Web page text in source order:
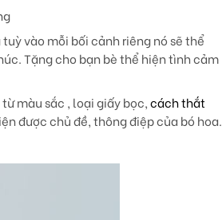
vào mỗi bối cảnh riêng nó sẽ thể
Tặng cho bạn bè thể hiện tình cảm
màu sắc , loại giấy bọc,cách thắt
được chủ đề, thông điệp của bó hoa.